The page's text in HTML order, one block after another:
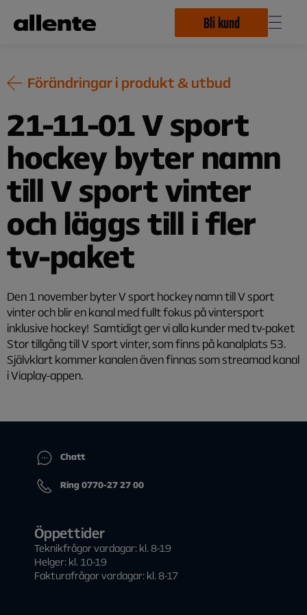
Bli kund
Förändringar i produkt & utbud
21-11-01 V sport
hockey byter namn
till V sport vinter
och läggs till i fler
tv-paket
Den 1 november byter V sport hockey namn till V sport
vinter och blir en kanal med fullt fokus på vintersport
inklusive hockey! Samtidigt ger vi alla kunder med tv-paket
Stor tillgång till V sport vinter, som finns på kanalplats 53.
Självklart kommer kanalen även finnas som streamad kanal
i Viaplay-appen.
Chatt
Ring 0770-27 27 00
Öppettider
Teknikfrågor vardagar: kl. 8-19
Helger: kl. 10-19
Fakturafrågor vardagar: kl. 8-17